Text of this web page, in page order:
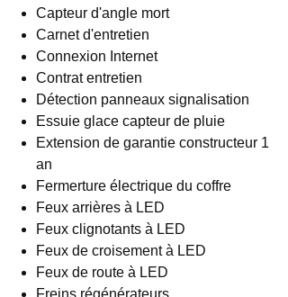
Capteur d'angle mort
Carnet d'entretien
Connexion Internet
Contrat entretien
Détection panneaux signalisation
Essuie glace capteur de pluie
Extension de garantie constructeur 1
an
Fermerture électrique du coffre
Feux arrières à LED
Feux clignotants à LED
Feux de croisement à LED
Feux de route à LED
Freins régénérateurs